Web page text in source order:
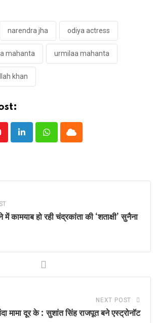
narendra jha odiya actress
mahanta urmilaa mahanta
khan
LinkedInWhatsappCloud
कामयाब हो रही चंद्रकांता की ‘शताक्षी’ सुनैना
NEXT POST
मामा दूर के : सुशांत सिंह राजपूत बने एस्ट्रोनॉट